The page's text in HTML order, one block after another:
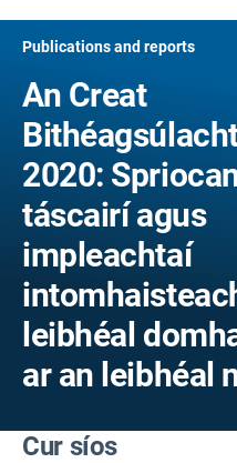
Publications and reports
An Creat
2020:
táscairí agus
impleachtaí
leibhéal
ar an leibhéal
Cur síos